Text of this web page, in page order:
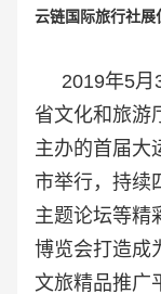
云链国际旅行社展
2019年5月3
省文化和旅游
主办的首届大
市举行，持续
主题论坛等精
博览会打造成
文旅精品推广